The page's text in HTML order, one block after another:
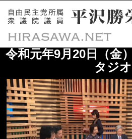
令和元年9月20日（金
タジオ